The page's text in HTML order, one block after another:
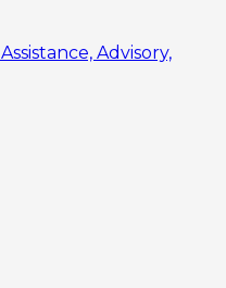
Assistance, Advisory,